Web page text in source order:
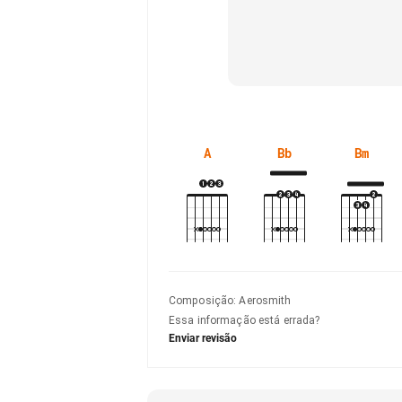
A Bb Bm
Composição:Aerosmith
Essa informação está errada?
Enviar revisão